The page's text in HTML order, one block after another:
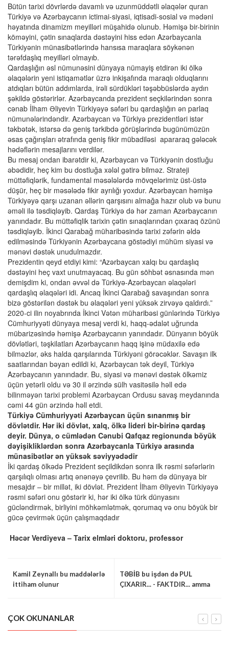
Bütün tarixi dövrlərdə davamlı və uzunmüddətli əlaqələr quran
Türkiyə və Azərbaycanın ictimai-siyasi, iqtisadi-sosial və mədəni
həyatında dinamizm meyilləri müşahidə olunub. Həmişə bir-birinin
köməyini, çətin sınaqlarda dəstəyini hiss edən Azərbaycanla
Türkiyənin münasibətlərində hansısa maraqlara söykənən
tərəfdaşlıq meyilləri olmayıb.
Qardaşlığın əsl nümunəsini dünyaya nümayiş etdirən iki ölkə
əlaqələrin yeni istiqamətlər üzrə inkişafında maraqlı olduqlarını
atdıqları bütün addımlarda, irəli sürdükləri təşəbbüslərdə aydın
şəkildə göstərirlər. Azərbaycanda prezident seçkilərindən sonra
cənab İlham Əliyevin Türkiyəyə səfəri bu qardaşlığın ən parlaq
nümunələrindəndir. Azərbaycan və Türkiyə prezidentləri istər
təkbətək, istərsə də geniş tərkibdə görüşlərində bugünümüzün
əsas çağırışları ətrafında geniş fikir mübadiləsi apararaq gələcək
hədəflərin mesajlarını verdilər.
Bu mesaj ondan ibarətdir ki, Azərbaycan və Türkiyənin dostluğu
əbədidir, heç kim bu dostluğa xələl gətirə bilməz. Strateji
müttəfiqlərik, fundamental məsələlərdə mövqelərimiz üst-üstə
düşür, heç bir məsələdə fikir ayrılığı yoxdur. Azərbaycan həmişə
Türkiyəyə qarşı uzanan əllərin qarşısını almağa hazır olub və bunu
əməli ilə təsdiqləyib. Qardaş Türkiyə də hər zaman Azərbaycanın
yanındadır. Bu müttəfiqlik tarixin çətin sınaqlarından çıxaraq özünü
təsdiqləyib. İkinci Qarabağ müharibəsində tarixi zəfərin əldə
edilməsində Türkiyənin Azərbaycana göstədiyi mühüm siyasi və
mənəvi dəstək unudulmazdır.
Prezidentin qeyd etdiyi kimi: “Azərbaycan xalqı bu qardaşlıq
dəstəyini heç vaxt unutmayacaq. Bu gün söhbət əsnasında mən
demişdim ki, ondan əvvəl də Türkiyə-Azərbaycan əlaqələri
qardaşlıq əlaqələri idi. Ancaq İkinci Qarabağ savaşından sonra
bizə göstərilən dəstək bu əlaqələri yeni yüksək zirvəyə qaldırdı.”
2020-ci ilin noyabrında İkinci Vətən müharibəsi günlərində Türkiyə
Cümhuriyyəti dünyaya mesaj verdi ki, haqq-ədalət uğrunda
mübarizəsində həmişə Azərbaycanın yanındadır. Dünyanın böyük
dövlətləri, təşkilatları Azərbaycanın haqq işinə müdaxilə edə
bilməzlər, əks halda qarşılarında Türkiyəni görəcəklər. Savaşın ilk
saatlarından bəyan edildi ki, Azərbaycan tək deyil, Türkiyə
Azərbaycanın yanındadır. Bu, siyasi və mənəvi dəstək ölkəmiz
üçün yetərli oldu və 30 il ərzində sülh vasitəsilə həll edə
bilinməyən tarixi problemi Azərbaycan Ordusu savaş meydanında
cəmi 44 gün ərzində həll etdi.
Türkiyə Cümhuriyyəti Azərbaycan üçün sınanmış bir
dövlətdir. Hər iki dövlət, xalq, ölkə lideri bir-birinə qardaş
deyir. Dünya, o cümlədən Cənubi Qafqaz regionunda böyük
dəyişikliklərdən sonra Azərbaycanla Türkiyə arasında
münasibətlər ən yüksək səviyyədədir
İki qardaş ölkədə Prezident seçildikdən sonra ilk rəsmi səfərlərin
qarşılıqlı olması artıq ənənəyə çevrilib. Bu həm də dünyaya bir
mesajdır – bir millət, iki dövlət. Prezident İlham Əliyevin Türkiyəyə
rəsmi səfəri onu göstərir ki, hər iki ölkə türk dünyasını
gücləndirmək, birliyini möhkəmlətmək, qorumaq və onu böyük bir
gücə çevirmək üçün çalışmaqdadır
Həcər Verdiyeva – Tarix elmləri doktoru, professor
Kamil Zeynallı bu maddələrlə
ittiham olunur
TƏBİB bu işdən də PUL
ÇIXARIR... - FAKTDIR... amma
ÇOK OKUNANLAR